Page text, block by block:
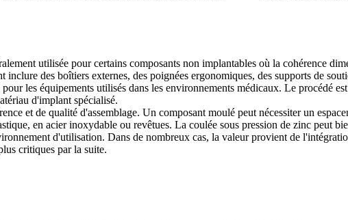
utilisée pour certains composants non implantables où la cohérence
des boîtiers externes, des poignées ergonomiques, des supports de
les équipements utilisés dans les environnements médicaux. Le procédé
d'implant spécialisé.
et de qualité d'assemblage. Un composant moulé peut nécessiter un
en acier inoxydable ou revêtues. La coulée sous pression de zinc peut
d'utilisation. Dans de nombreux cas, la valeur provient de
critiques par la suite.